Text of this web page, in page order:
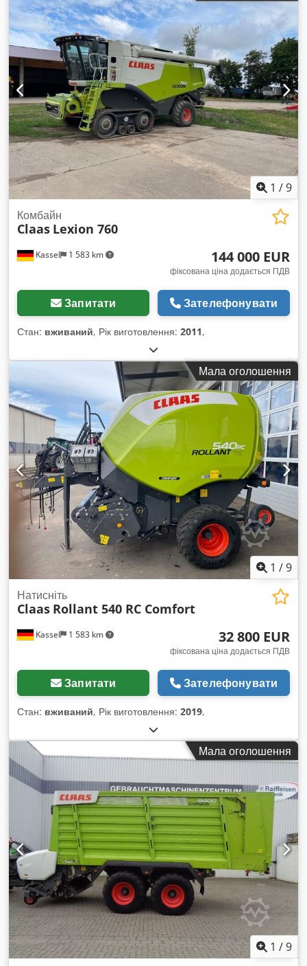
1 /9
Kassel 1 583 km
Комбайн
Claas Lexion 760
144 000 EUR
фіксована ціна додається ПДВ
Запитати Зателефонувати
Стан: вживаний, Рік виготовлення: 2011,
Мала оголошення
1 /9
Kassel 1 583 km
Натисніть
Claas Rollant 540 RC Comfort
32 800 EUR
фіксована ціна додається ПДВ
Запитати Зателефонувати
Стан: вживаний, Рік виготовлення: 2019,
Мала оголошення
1 /9